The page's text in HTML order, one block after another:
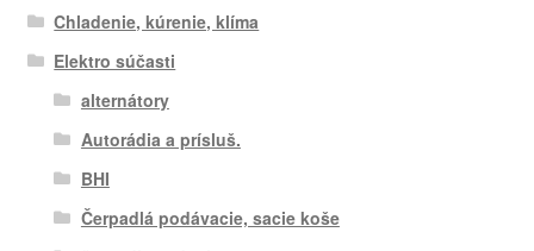
Chladenie, kúrenie, klíma
Elektro súčasti
alternátory
Autorádia a prísluš.
BHI
Čerpadlá podávacie, sacie koše